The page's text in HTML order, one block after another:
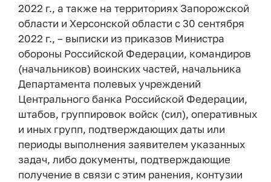
2022 г., а также на территориях Запорожской
области и Херсонской области с 30 сентября
2022 г., – выписки из приказов Министра
обороны Российской Федерации, командиров
(начальников) воинских частей, начальника
Департамента полевых учреждений
Центрального банка Российской Федерации,
штабов, группировок войск (сил), оперативных
и иных групп, подтверждающих даты или
периоды выполнения заявителем указанных
задач, либо документы, подтверждающие
получение в связи с этим ранения, контузии